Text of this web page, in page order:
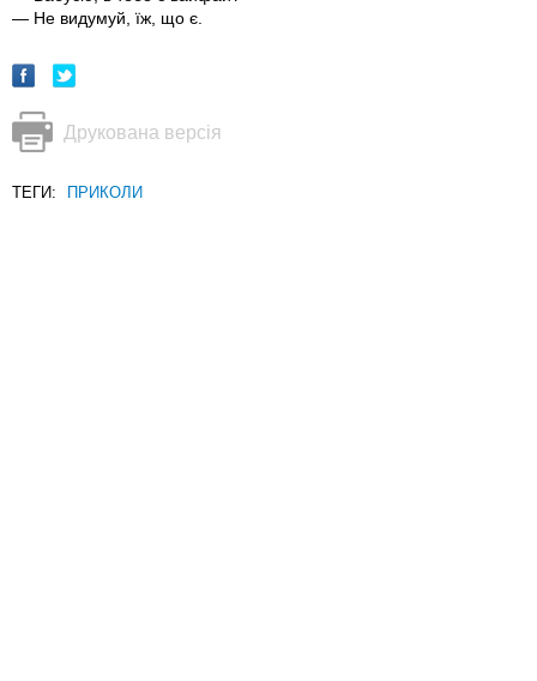
— Не видумуй, їж, що є.
Друкована версія
ТЕГИ: ПРИКОЛИ